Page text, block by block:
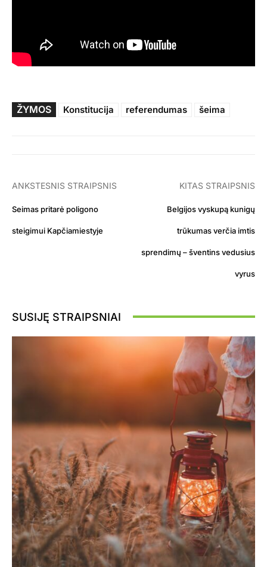
ŽYMOS Konstitucija referendumas šeima
ANKSTESNIS STRAIPSNIS
Seimas pritarė poligono
steigimui Kapčiamiestyje
KITAS STRAIPSNIS
Belgijos vyskupą kunigų
trūkumas verčia imtis
sprendimų – šventins vedusius
vyrus
SUSIJĘ STRAIPSNIAI